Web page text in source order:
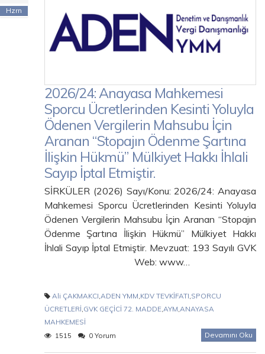
Hzrn
2026/24: Anayasa Mahkemesi
Sporcu Ücretlerinden Kesinti Yoluyla
Ödenen Vergilerin Mahsubu İçin
Aranan “Stopajın Ödenme Şartına
İlişkin Hükmü” Mülkiyet Hakkı İhlali
Sayıp İptal Etmiştir.
SİRKÜLER (2026) Sayı/Konu: 2026/24: Anayasa
Mahkemesi Sporcu Ücretlerinden Kesinti Yoluyla
Ödenen Vergilerin Mahsubu İçin Aranan “Stopajın
Ödenme Şartına İlişkin Hükmü” Mülkiyet Hakkı
İhlali Sayıp İptal Etmiştir. Mevzuat: 193 Sayılı GVK
Web: www…
Ali ÇAKMAKCI ADEN YMM KDV TEVKİFATI SPORCU
ÜCRETLERİ GVK GEÇİCİ 72. MADDE AYM ANAYASA
MAHKEMESİ
1515
0 Yorum Devamını Oku